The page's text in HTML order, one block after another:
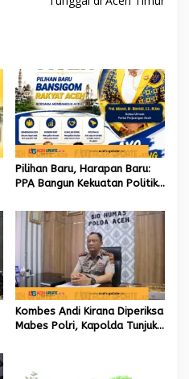
Pilihan Baru, Harapan Baru:
PPA Bangun Kekuatan Politik
Kombes Andi Kirana Diperiksa
Mabes Polri, Kapolda Tunjuk
Aceh